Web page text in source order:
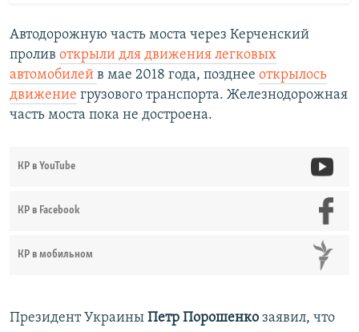
Автодорожную часть моста через Керченский
пролив открыли для движения легковых
автомобилей в мае 2018 года, позднее открылось
движение грузового транспорта. Железнодорожная
часть моста пока не достроена.
КР в YouTube
КР в Facebook
КР в мобильном
Президент Украины Петр Порошенко заявил, что